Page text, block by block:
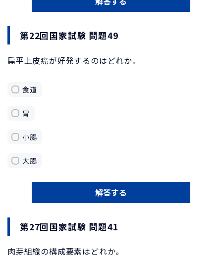
第22回国家試験 問題49
扁平上皮癌が好発するのはどれか。
食道
胃
小腸
大腸
解答する
第27回国家試験 問題41
肉芽組織の構成要素はどれか。